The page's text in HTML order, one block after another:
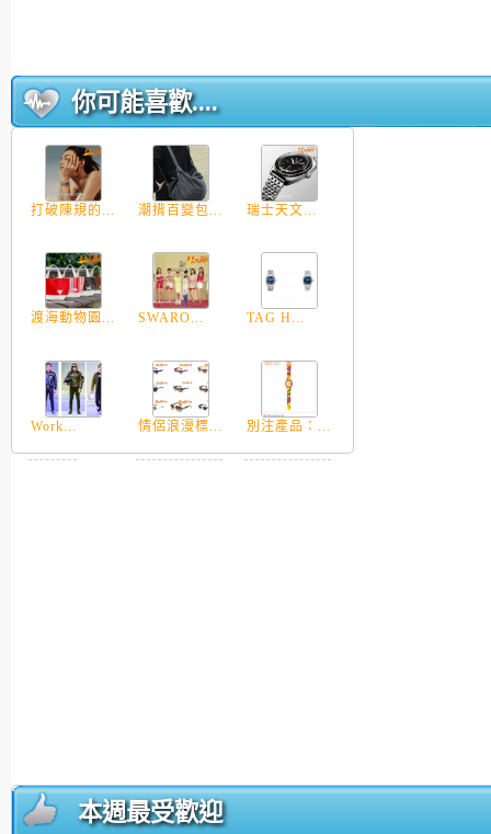
你可能喜歡....
打破陳規的... 潮揹百變包... 瑞士天文...
渡海動物園... SWARO... TAG H...
Work... 情侶浪漫標... 別注產品：...
本週最受歡迎